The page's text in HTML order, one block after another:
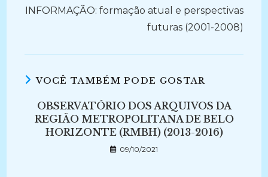
INFORMAÇÃO: formação atual e perspectivas
futuras (2001-2008)
VOCÊ TAMBÉM PODE GOSTAR
OBSERVATÓRIO DOS ARQUIVOS DA
REGIÃO METROPOLITANA DE BELO
HORIZONTE (RMBH) (2013-2016)
09/10/2021